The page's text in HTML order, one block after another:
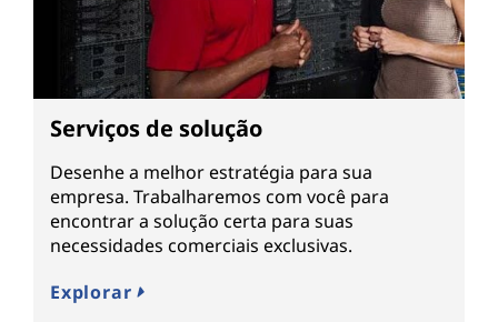
Serviços de solução
Desenhe a melhor estratégia para sua
empresa. Trabalharemos com você para
encontrar a solução certa para suas
necessidades comerciais exclusivas.
Explorar